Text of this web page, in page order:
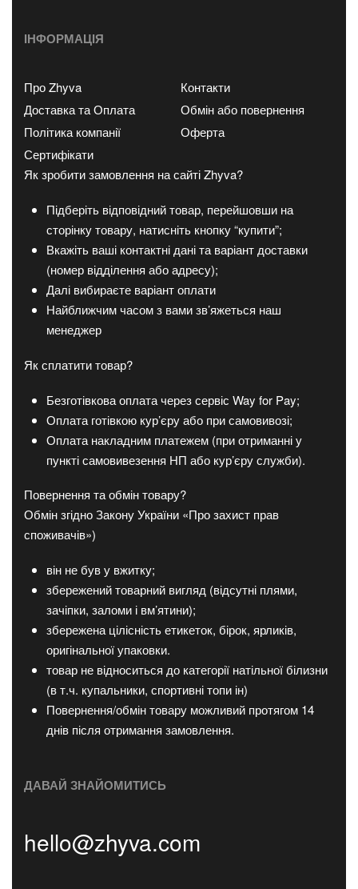
ІНФОРМАЦІЯ
Про Zhyva
Контакти
Доставка та Оплата
Обмін або повернення
Політика компанії
Оферта
Сертифікати
Як зробити замовлення на сайті Zhyva?
Підберіть відповідний товар, перейшовши на
сторінку товару, натисніть кнопку “купити”;
Вкажіть ваші контактні дані та варіант доставки
(номер відділення або адресу);
Далі вибираєте варіант оплати
Найближчим часом з вами зв’яжеться наш
менеджер
Як сплатити товар?
Безготівкова оплата через сервіс Way for Pay;
Оплата готівкою кур’єру або при самовивозі;
Оплата накладним платежем (при отриманні у
пункті самовивезення НП або кур’єру служби).
Повернення та обмін товару?
Обмін згідно Закону України «Про захист прав
споживачів»)
він не був у вжитку;
збережений товарний вигляд (відсутні плями,
зачіпки, заломи і вм’ятини);
збережена цілісність етикеток, бірок, ярликів,
оригінальної упаковки.
товар не відноситься до категорії натільної білизни
(в т.ч. купальники, спортивні топи ін)
Повернення/обмін товару можливий протягом 14
днів після отримання замовлення.
ДАВАЙ ЗНАЙОМИТИСЬ
hello@zhyva.com